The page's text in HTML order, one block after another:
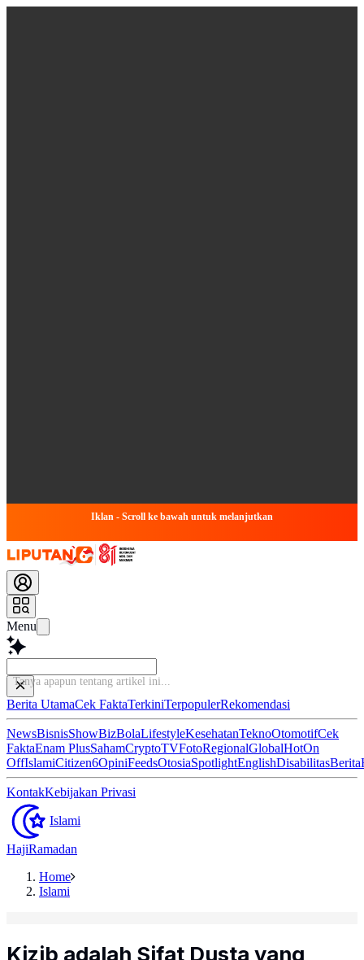
Iklan - Scroll ke bawah untuk melanjutkan
Menu
Tany
Berita UtamaCek FaktaTerkiniTerpopulerRekomendasi
NewsBisnisShowBizBolaLifestyleKesehatanTeknoOtomotifCek
FaktaEnam PlusSahamCryptoTVFotoRegionalGlobalHotOn
OffIslamiCitizen6OpiniFeedsOtosiaSpotlightEnglishDisabilitasBerita
KontakKebijakan Privasi
Islami
HajiRamadan
Home
Islami
Kizib adalah Sifat Dusta yang